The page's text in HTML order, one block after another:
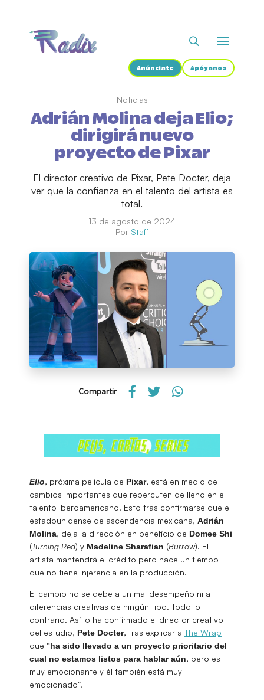
Anúnciate Apóyanos
Noticias
Adrián Molina deja Elio;
dirigirá nuevo
proyecto de Pixar
El director creativo de Pixar, Pete Docter, deja
ver que la confianza en el talento del artista es
total.
13 de agosto de 2024
Por Staff
Compartir
Elio, próxima película de Pixar, está en medio de
cambios importantes que repercuten de lleno en el
talento iberoamericano. Esto tras confirmarse que el
estadounidense de ascendencia mexicana, Adrián
Molina, deja la dirección en beneficio de Domee Shi
(Turning Red) y Madeline Sharafian (Burrow). El
artista mantendrá el crédito pero hace un tiempo
que no tiene injerencia en la producción.
El cambio no se debe a un mal desempeño ni a
diferencias creativas de ningún tipo. Todo lo
contrario. Así lo ha confirmado el director creativo
del estudio, Pete Docter, tras explicar a The Wrap
que “ha sido llevado a un proyecto prioritario del
cual no estamos listos para hablar aún, pero es
muy emocionante y él también está muy
emocionado”.